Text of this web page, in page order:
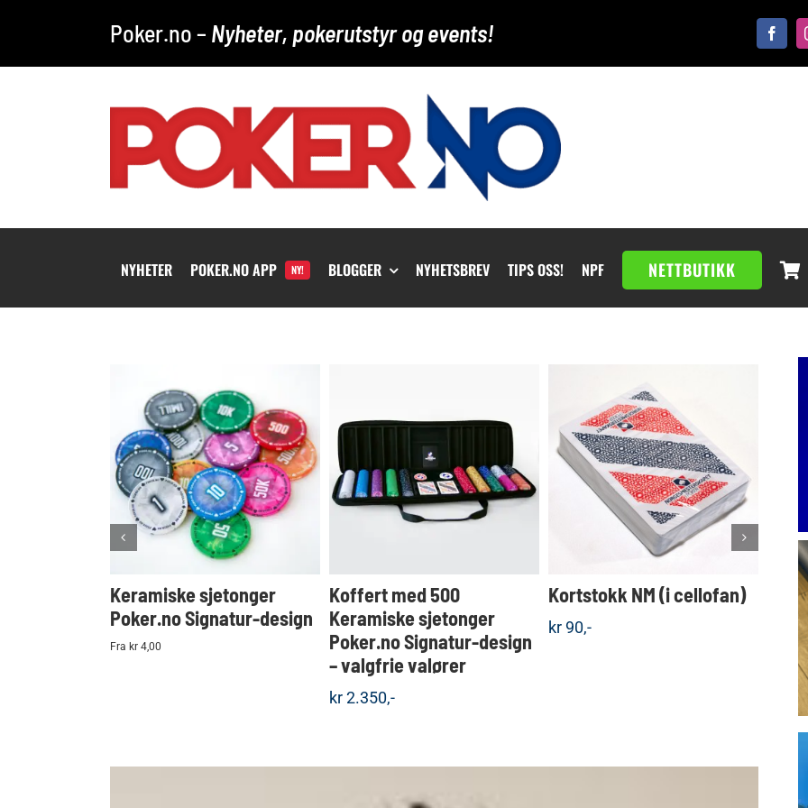
Poker.no – Nyheter, pokerutstyr og events!
NYHETER POKER.NO APP NY! BLOGGER NYHETSBREV TIPS OSS! NPF NETTBUTIKK
KJØP
Detaljer
Keramiske sjetonger
Poker.no Signatur-design
Fra kr 4,00
KJØP
Detaljer
Koffert med 500
Keramiske sjetonger
Poker.no Signatur-design
– valgfrie valører
kr2.350,-
KJØPDette
produktet
har
flere
varianter.
Alternativene
på
produktsiden
Detaljer
Kortstokk NM (i cellofan)
kr90,-